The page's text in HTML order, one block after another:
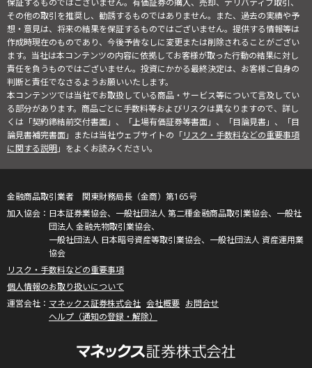
保証するものではございません。有価証券の購入、売却、デリバティブ取引、
その他の取引を推奨し、勧誘するものではありません。また、過去の実績や予
想・意見は、将来の結果を保証するものではございません。提供する情報等は
作成時現在のものであり、今後予告なしに変更または削除されることがござい
ます。当社は本コンテンツの内容に依拠してお客様が取った行動の結果に対し
責任を負うものではございません。投資にかかる最終決定は、お客様ご自身の
判断と責任でなさるようお願いいたします。
本コンテンツでは当社でお取扱している商品・サービス等について言及してい
る部分があります。商品ごとに手数料等およびリスクは異なりますので、詳し
くは「契約締結前交付書面」、「上場有価証券等書面」、「目論見書」、「目
論見書補完書面」または当社ウェブサイトの「リスク・手数料などの重要事項
に関する説明」をよくお読みください。
金融商品取引業者 関東財務局長（金商）第165号
日本証券業協会、一般社団法人 第二種金融商品取引業協会、一般社
団法人 金融先物取引業協会、
一般社団法人 日本暗号資産等取引業協会、一般社団法人 資産運用業
協会
リスク・手数料などの重要事項
個人情報のお取り扱いについて
マネックス証券株式会社 会社概要 お問合せ
ヘルプ（通知の登録・解除）